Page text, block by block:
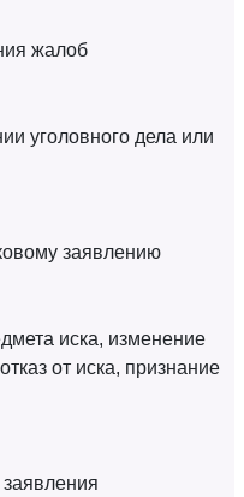
жалоб
уголовного дела или
заявлению
иска, изменение
от иска, признание